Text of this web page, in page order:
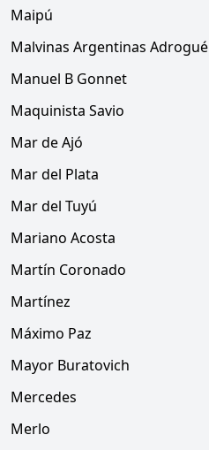
Maipú
Malvinas Argentinas Adrogué
Manuel B Gonnet
Maquinista Savio
Mar de Ajó
Mar del Plata
Mar del Tuyú
Mariano Acosta
Martín Coronado
Martínez
Máximo Paz
Mayor Buratovich
Mercedes
Merlo